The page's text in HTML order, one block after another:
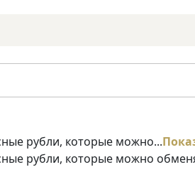
рубли, которые можно...
рубли, которые можно